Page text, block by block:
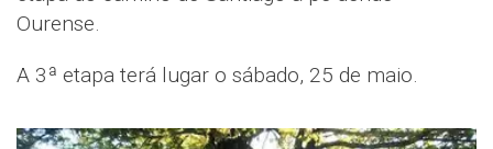
Ourense.
A 3ª etapa terá lugar o sábado, 25 de maio.